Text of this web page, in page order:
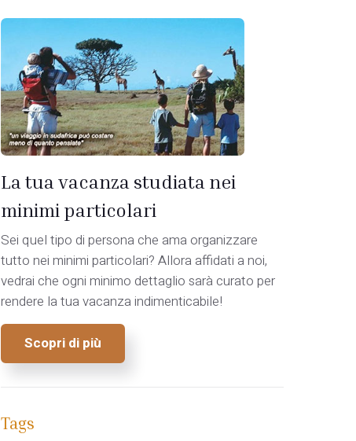
La tua vacanza studiata nei
minimi particolari
Sei quel tipo di persona che ama organizzare
tutto nei minimi particolari? Allora affidati a noi,
vedrai che ogni minimo dettaglio sarà curato per
rendere la tua vacanza indimenticabile!
Scopri di più
Tags